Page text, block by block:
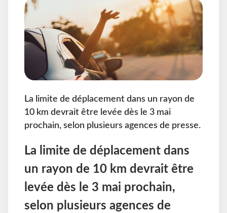
La limite de déplacement dans un rayon de
10 km devrait être levée dès le 3 mai
prochain, selon plusieurs agences de presse.
La limite de déplacement dans
un rayon de 10 km devrait être
levée dès le 3 mai prochain,
selon plusieurs agences de